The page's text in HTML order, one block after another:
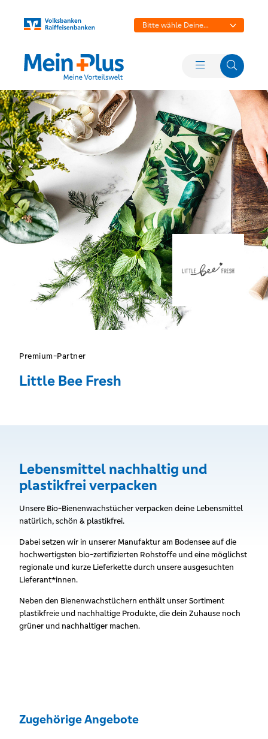
Bitte wähle Deine
Premium-Partner
Little Bee Fresh
Lebensmittel nachhaltig und
plastikfrei verpacken
Unsere Bio-Bienenwachstücher verpacken deine Lebensmittel
natürlich, schön & plastikfrei.
Dabei setzen wir in unserer Manufaktur am Bodensee auf die
hochwertigsten bio-zertifizierten Rohstoffe und eine möglichst
regionale und kurze Lieferkette durch unsere ausgesuchten
Lieferant*innen.
Neben den Bienenwachstüchern enthält unser Sortiment
plastikfreie und nachhaltige Produkte, die dein Zuhause noch
grüner und nachhaltiger machen.
Zugehörige Angebote